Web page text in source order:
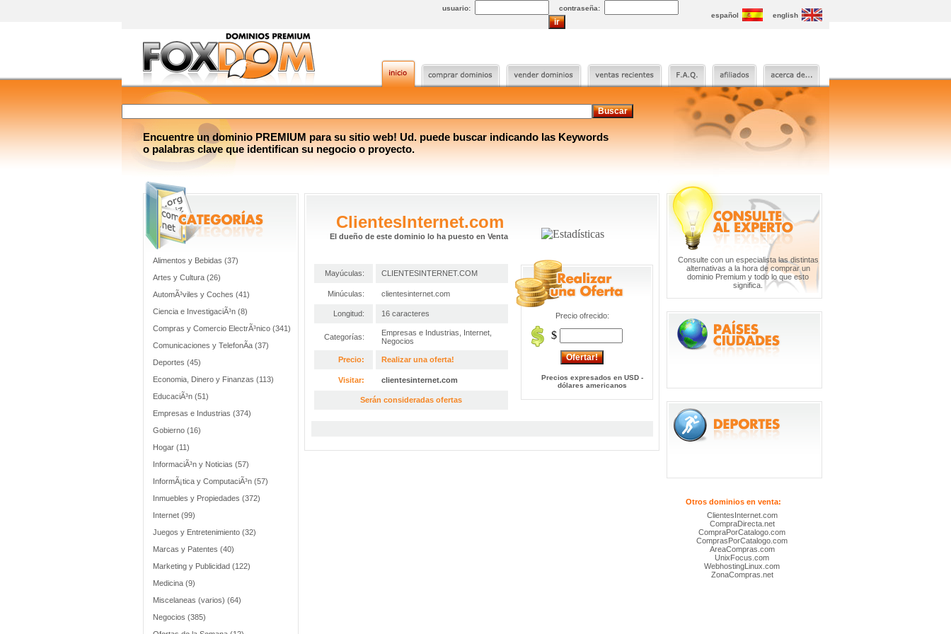
usuario:
contraseña:
español
english
Encuentre un dominio PREMIUM para su sitio web! Ud. puede buscar indicando las Keywords
o palabras clave que identifican su negocio o proyecto.
Alimentos y Bebidas (37)
Artes y Cultura (26)
AutomÃ³viles y Coches (41)
Ciencia e InvestigaciÃ³n (8)
Compras y Comercio ElectrÃ³nico (341)
Comunicaciones y TelefonÃ­a (37)
Deportes (45)
Economia, Dinero y Finanzas (113)
EducaciÃ³n (51)
Empresas e Industrias (374)
Gobierno (16)
Hogar (11)
InformaciÃ³n y Noticias (57)
InformÃ¡tica y ComputaciÃ³n (57)
Inmuebles y Propiedades (372)
Internet (99)
Juegos y Entretenimiento (32)
Marcas y Patentes (40)
Marketing y Publicidad (122)
Medicina (9)
Miscelaneas (varios) (64)
Negocios (385)
ClientesInternet.com
El dueño de este dominio lo ha puesto en Venta
Mayúculas: CLIENTESINTERNET.COM
Minúculas: clientesinternet.com
Longitud: 16 caracteres
Categorías: Empresas e Industrias Internet
Negocios
Precio: Realizar una oferta!
Visitar: clientesinternet.com
Serán consideradas ofertas
Precio ofrecido:
$
Precios expresados en USD -
dólares americanos
Consulte con un especialista las distintas
alternativas a la hora de comprar un
dominio Premium y todo lo que esto
significa.
Otros dominios en venta:
ClientesInternet.com
CompraDirecta.net
CompraPorCatalogo.com
ComprasPorCatalogo.com
AreaCompras.com
UnixFocus.com
WebhostingLinux.com
ZonaCompras.net